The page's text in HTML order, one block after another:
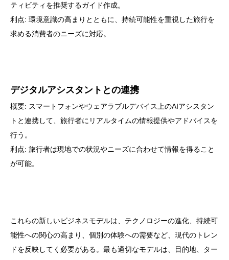
ティビティを推奨するガイド作成。
利点: 環境意識の高まりとともに、持続可能性を重視した旅行を
求める消費者のニーズに対応。
デジタルアシスタントとの連携
概要: スマートフォンやウェアラブルデバイス上のAIアシスタン
トと連携して、旅行者にリアルタイムの情報提供やアドバイスを
行う。
利点: 旅行者は現地での状況やニーズに合わせて情報を得ること
が可能。
これらの新しいビジネスモデルは、テクノロジーの進化、持続可
能性への関心の高まり、個別の体験への需要など、現代のトレン
ドを反映してく必要がある。最も適切なモデルは、目的地、ター